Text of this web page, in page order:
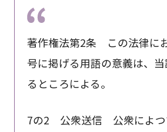
著作権法第2条 この法律に
号に掲げる用語の意義は、
るところによる。
7の2 公衆送信 公衆によつ